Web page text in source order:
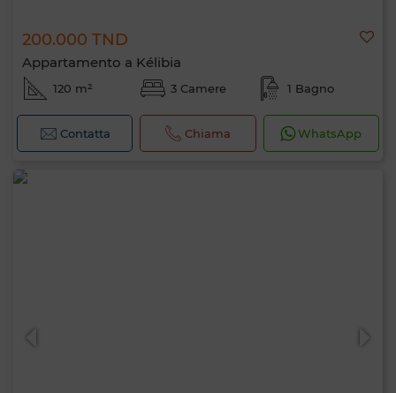
200.000 TND
Appartamento a Kélibia
120 m² 3 Camere 1 Bagno
Contatta Chiama WhatsApp